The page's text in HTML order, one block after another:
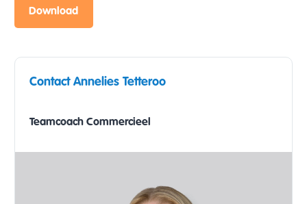
Download
Contact Annelies Tetteroo
Teamcoach Commercieel